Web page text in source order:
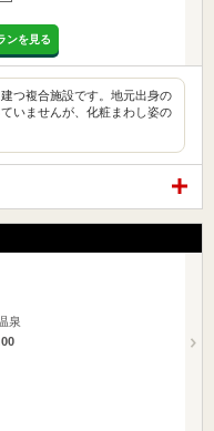
ンを見る
つ複合施設です。地元出身の
いませんが、化粧まわし姿の
泉